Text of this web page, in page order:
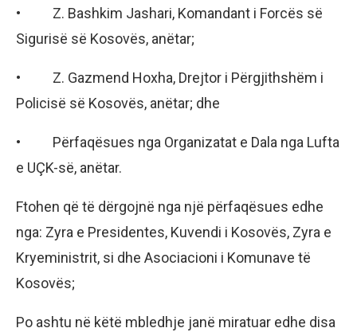
• Z. Bashkim Jashari, Komandant i Forcës së
Sigurisë së Kosovës, anëtar;
• Z. Gazmend Hoxha, Drejtor i Përgjithshëm i
Policisë së Kosovës, anëtar; dhe
• Përfaqësues nga Organizatat e Dala nga Lufta
e UÇK-së, anëtar.
Ftohen që të dërgojnë nga një përfaqësues edhe
nga: Zyra e Presidentes, Kuvendi i Kosovës, Zyra e
Kryeministrit, si dhe Asociacioni i Komunave të
Kosovës;
Po ashtu në këtë mbledhje janë miratuar edhe disa